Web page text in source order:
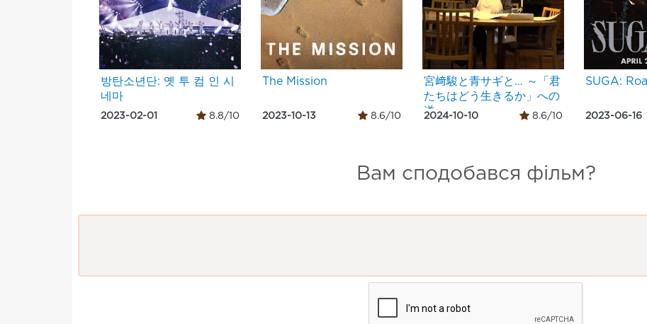
방탄소년단: 옛 투 컴 인 시
네마
2023-02-01 8.8/10
The Mission
2023-10-13 8.6/10
宮﨑駿と青サギと… ～「君
たちはどう生きるか」への
道～
2024-10-10 8.6/10
SUGA:
2023-06-16
Вам сподобався фільм?